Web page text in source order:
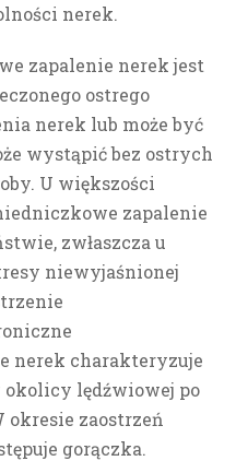
nerek.
zapalenie nerek jest
ostrego
nerek lub może być
wystąpić bez ostrych
U większości
zapalenie
zwłaszcza u
niewyjaśnionej
nerek charakteryzuje
okolicy lędźwiowej po
okresie zaostrzeń
gorączka.